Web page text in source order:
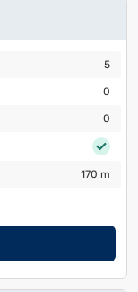
5
0
0
170 m